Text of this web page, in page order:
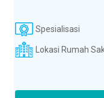
Spesialisasi
Lokasi Rumah